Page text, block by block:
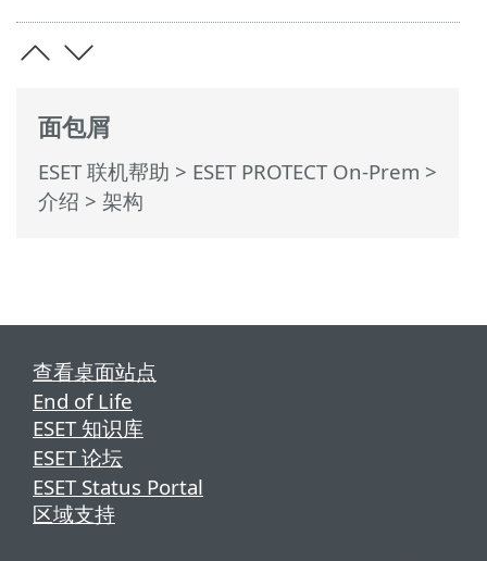
面包屑
ESET 联机帮助 > ESET PROTECT On-Prem >
介绍 > 架构
查看桌面站点
End of Life
ESET 知识库
ESET 论坛
ESET Status Portal
区域支持